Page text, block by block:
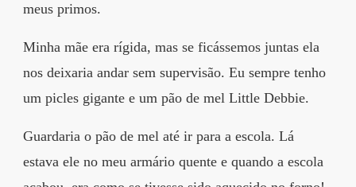
meus primos.
Minha mãe era rígida, mas se ficássemos juntas ela
nos deixaria andar sem supervisão. Eu sempre tenho
um picles gigante e um pão de mel Little Debbie.
Guardaria o pão de mel até ir para a escola. Lá
estava ele no meu armário quente e quando a escola